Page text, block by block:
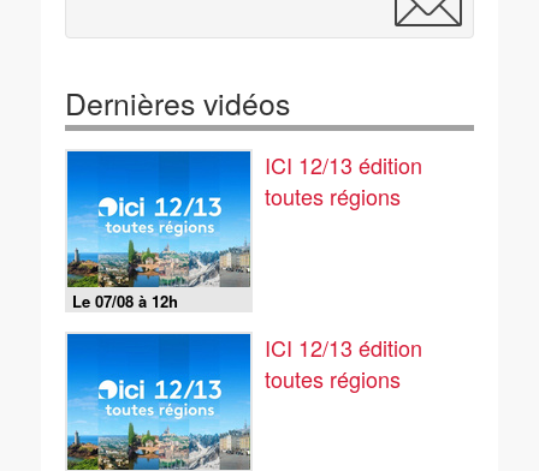
Dernières vidéos
Le 07/08 à 12h
ICI 12/13 édition
toutes régions
ICI 12/13 édition
toutes régions